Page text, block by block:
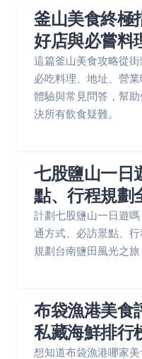
釜山美食終極
好店與必嘗料
這篇釜山美食攻略從
必吃料理、地址、營
體驗與常見問答，幫
決所有飲食疑難。
七股鹽山一日
點、行程規劃
計劃七股鹽山一日遊
通方式、必訪景點、
規劃台南鹽田風光之旅
布袋漁港美食
私藏海鮮排行
想知道布袋漁港哪家